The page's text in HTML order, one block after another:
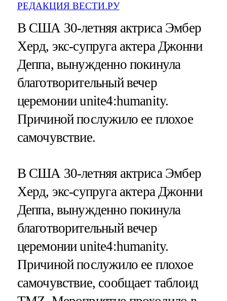
РЕДАКЦИЯ ВЕСТИ.РУ
В США 30-летняя актриса Эмбер
Херд, экс-супруга актера Джонни
Деппа, вынужденно покинула
благотворительный вечер
церемонии unite4:humanity.
Причиной послужило ее плохое
самочувствие.
В США 30-летняя актриса Эмбер
Херд, экс-супруга актера Джонни
Деппа, вынужденно покинула
благотворительный вечер
церемонии unite4:humanity.
Причиной послужило ее плохое
самочувствие, сообщает таблоид